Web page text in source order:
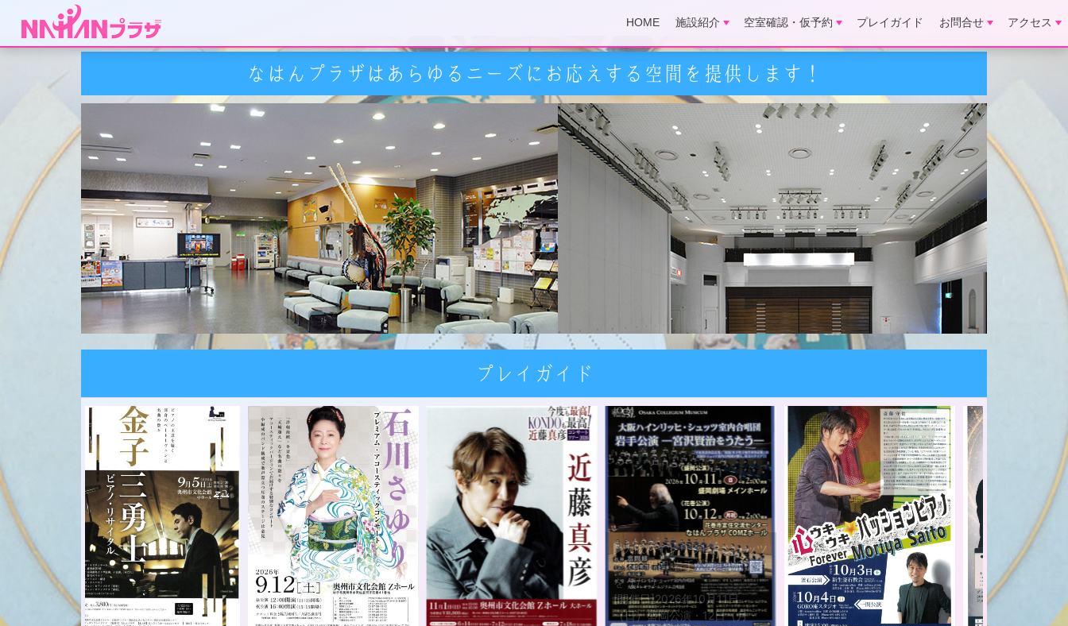
HOME 施設紹介 空室確認・仮予約 プレイガイド お問合せ アクセス
なはんプラザはあらゆるニーズにお応えする空間を提供します！
プレイガイド
大阪ハインリッヒ・シュッツ
室内合唱団 岩手公演-宮沢賢治
をうたう-
[開催日]2026年10月11日
（日）盛岡公演・12日（月・
祝）花巻公演
開場 13:30 開演 14:00